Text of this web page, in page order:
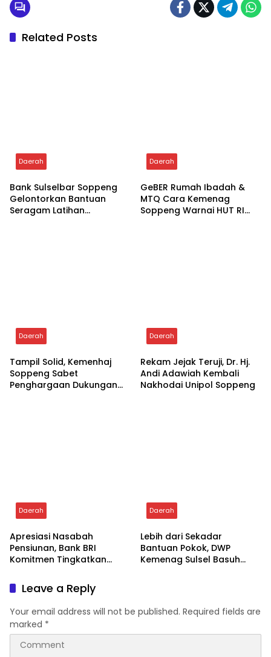
Related Posts
Daerah
Bank Sulselbar Soppeng
Gelontorkan Bantuan
Seragam Latihan
Daerah
GeBER Rumah Ibadah &
MTQ Cara Kemenag
Soppeng Warnai HUT RI
Daerah
Tampil Solid, Kemenhaj
Soppeng Sabet
Penghargaan Dukungan
Daerah
Rekam Jejak Teruji, Dr. Hj.
Andi Adawiah Kembali
Nakhodai Unipol Soppeng
Daerah
Apresiasi Nasabah
Pensiunan, Bank BRI
Komitmen Tingkatkan
Daerah
Lebih dari Sekadar
Bantuan Pokok, DWP
Kemenag Sulsel Basuh
Leave a Reply
Your email address will not be published. Required fields are
marked *